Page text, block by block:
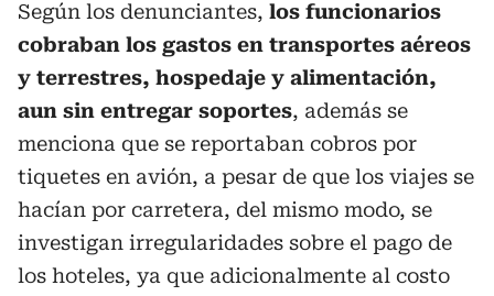
Según los denunciantes, los funcionarios
cobraban los gastos en transportes aéreos
y terrestres, hospedaje y alimentación,
aun sin entregar soportes, además se
menciona que se reportaban cobros por
tiquetes en avión, a pesar de que los viajes se
hacían por carretera, del mismo modo, se
investigan irregularidades sobre el pago de
los hoteles, ya que adicionalmente al costo